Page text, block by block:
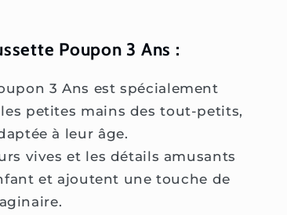
Poupon 3 Ans :
3 Ans est spécialement
petites mains des tout-petits,
à leur âge.
vives et les détails amusants
et ajoutent une touche de